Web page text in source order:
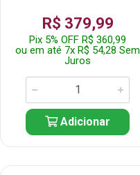
R$ 379,99
Pix 5% OFF R$ 360,99
ou em até 7x R$ 54,28 Sem
Juros
Adicionar